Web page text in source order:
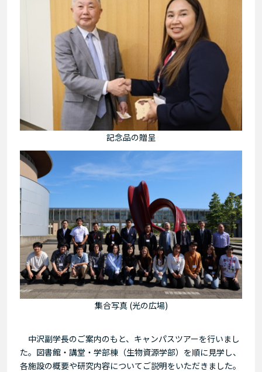
記念品の贈呈
集合写真 (光の広場)
中沢副学長のご案内のもと、キャンパスツアーを行いまし
た。図書館・講堂・学部棟（生物資源学部）を順に見学し、
各施設の概要や研究内容についてご説明をいただきました。